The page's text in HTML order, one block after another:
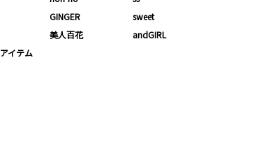
GINGER
sweet
美人百花
andGIRL
イテム